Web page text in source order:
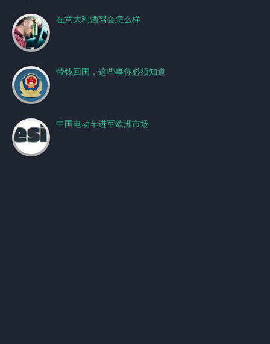
在意大利酒驾会怎么样
带钱回国，这些事你必须知道
中国电动车进军欧洲市场